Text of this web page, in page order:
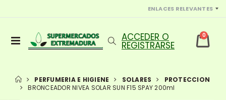
ENLACES RELEVANTES
0
PERFUMERIA E HIGIENE SOLARES
PROTECCION
BRONCEADOR NIVEA SOLAR SUN F15 SPAY 200ml